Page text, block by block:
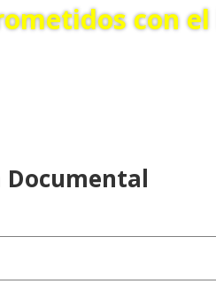
con
Documental